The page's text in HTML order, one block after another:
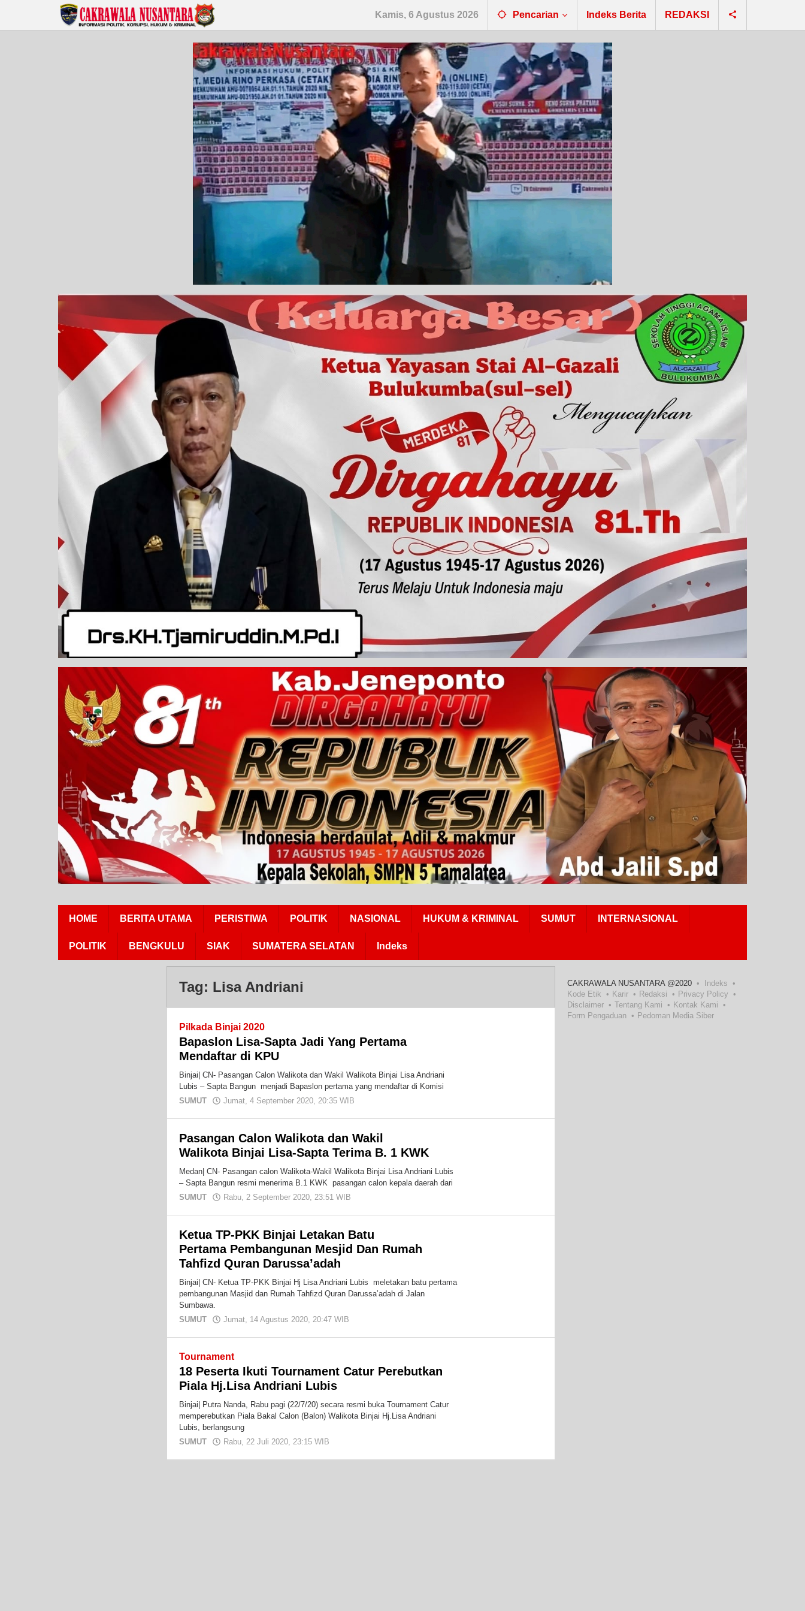
Kamis, 6 Agustus 2026 Pencarian Indeks Berita REDAKSI
HOME BERITA UTAMA PERISTIWA POLITIK NASIONAL HUKUM & KRIMINAL SUMUT INTERNASIONAL
POLITIK BENGKULU SIAK SUMATERA SELATAN Indeks
Tag: Lisa Andriani
Pilkada Binjai 2020
Bapaslon Lisa-Sapta Jadi Yang Pertama
Mendaftar di KPU
Binjai| CN- Pasangan Calon Walikota dan Wakil Walikota Binjai Lisa Andriani
Lubis – Sapta Bangun menjadi Bapaslon pertama yang mendaftar di Komisi
SUMUT
Jumat, 4 September 2020, 20:35 WIB
Pasangan Calon Walikota dan Wakil
Walikota Binjai Lisa-Sapta Terima B. 1 KWK
Medan| CN- Pasangan calon Walikota-Wakil Walikota Binjai Lisa Andriani Lubis
– Sapta Bangun resmi menerima B.1 KWK pasangan calon kepala daerah dari
SUMUT
Rabu, 2 September 2020, 23:51 WIB
Ketua TP-PKK Binjai Letakan Batu
Pertama Pembangunan Mesjid Dan Rumah
Tahfizd Quran Darussa’adah
Binjai| CN- Ketua TP-PKK Binjai Hj Lisa Andriani Lubis meletakan batu pertama
pembangunan Masjid dan Rumah Tahfizd Quran Darussa’adah di Jalan
Sumbawa.
SUMUT
Jumat, 14 Agustus 2020, 20:47 WIB
Tournament
18 Peserta Ikuti Tournament Catur Perebutkan
Piala Hj.Lisa Andriani Lubis
Binjai| Putra Nanda, Rabu pagi (22/7/20) secara resmi buka Tournament Catur
memperebutkan Piala Bakal Calon (Balon) Walikota Binjai Hj.Lisa Andriani
Lubis, berlangsung
SUMUT
Rabu, 22 Juli 2020, 23:15 WIB
CAKRAWALA NUSANTARA @2020
Indeks
Kode Etik
Karir Redaksi
Privacy Policy
Disclaimer
Tentang Kami
Kontak Kami
Form Pengaduan
Pedoman Media Siber